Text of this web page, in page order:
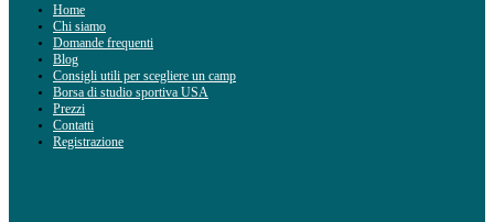
Home
Chi siamo
Domande frequenti
Blog
Consigli utili per scegliere un camp
Borsa di studio sportiva USA
Prezzi
Contatti
Registrazione